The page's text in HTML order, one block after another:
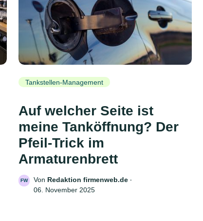
Tankstellen-Management
Auf welcher Seite ist
meine Tanköffnung? Der
Pfeil-Trick im
Armaturenbrett
FW Von Redaktion firmenweb.de ‧
06. November 2025